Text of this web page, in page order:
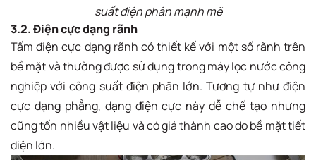
suất điện phân mạnh mẽ
3.2. Điện cực dạng rãnh
Tấm điện cực dạng rãnh có thiết kế với một số rãnh trên
bề mặt và thường được sử dụng trong máy lọc nước công
nghiệp với công suất điện phân lớn. Tương tự như điện
cực dạng phẳng, dạng điện cực này dễ chế tạo nhưng
cũng tốn nhiều vật liệu và có giá thành cao do bề mặt tiết
diện lớn.